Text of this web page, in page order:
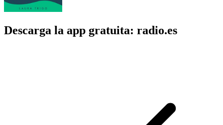
Descarga la app gratuita: radio.es